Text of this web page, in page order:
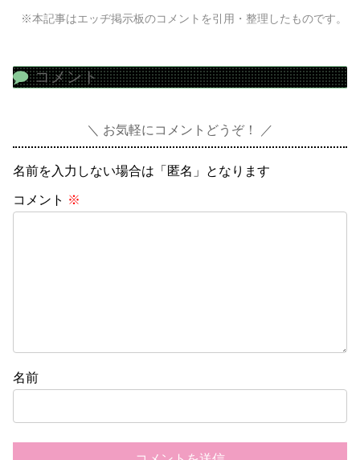
※本記事はエッヂ掲示板のコメントを引用・整理したものです。
コメント
お気軽にコメントどうぞ！
名前を入力しない場合は「匿名」となります
コメント ※
名前